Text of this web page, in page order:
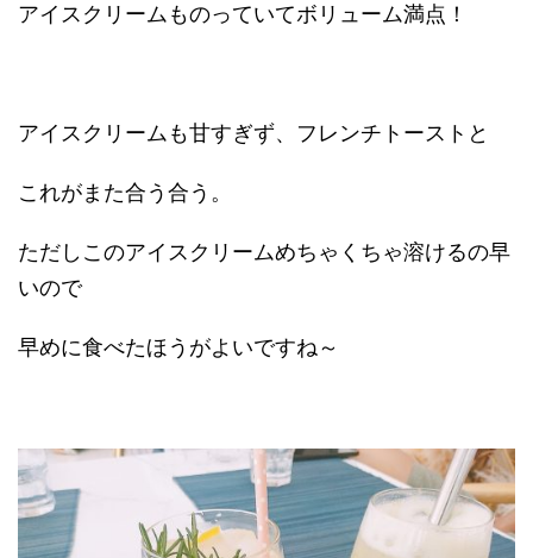
アイスクリームものっていてボリューム満点！
アイスクリームも甘すぎず、フレンチトーストと
これがまた合う合う。
ただしこのアイスクリームめちゃくちゃ溶けるの早
いので
早めに食べたほうがよいですね～